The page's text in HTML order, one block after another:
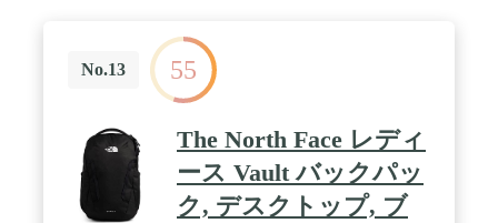
頂きますのでご安心ください。
No.13 55
The North Face レディ
ース Vault バックパッ
ク, デスクトップ, ブ